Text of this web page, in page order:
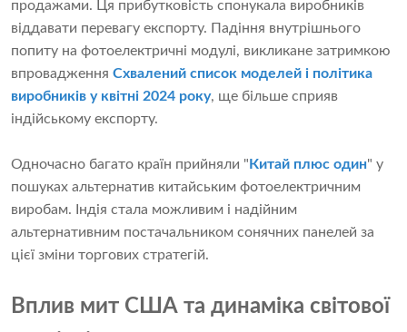
продажами. Ця прибутковість спонукала виробників
віддавати перевагу експорту. Падіння внутрішнього
попиту на фотоелектричні модулі, викликане затримкою
впровадження Схвалений список моделей і політика
виробників у квітні 2024 року, ще більше сприяв
індійському експорту.
Одночасно багато країн прийняли " Китай плюс один" у
пошуках альтернатив китайським фотоелектричним
виробам. Індія стала можливим і надійним
альтернативним постачальником сонячних панелей за
цієї зміни торгових стратегій.
Вплив мит США та динаміка світової